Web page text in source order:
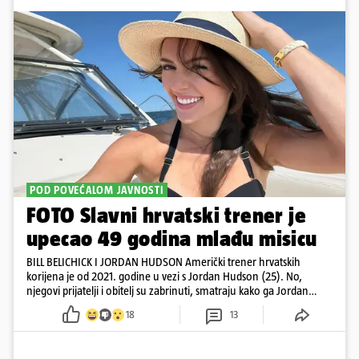
POD POVEĆALOM JAVNOSTI
FOTO Slavni hrvatski trener je
upecao 49 godina mlađu misicu
BILL BELICHICK I JORDAN HUDSON Američki trener hrvatskih
korijena je od 2021. godine u vezi s Jordan Hudson (25). No,
njegovi prijatelji i obitelj su zabrinuti, smatraju kako ga Jordan
kontrolira
18 13